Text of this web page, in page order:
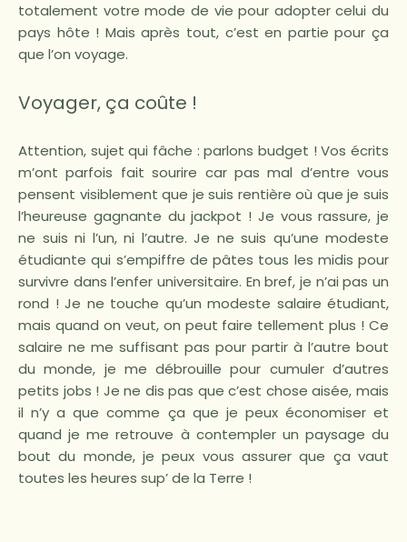
totalement votre mode de vie pour adopter celui du
pays hôte ! Mais après tout, c’est en partie pour ça
que l’on voyage.
Voyager, ça coûte !
Attention, sujet qui fâche : parlons budget ! Vos écrits
m’ont parfois fait sourire car pas mal d’entre vous
pensent visiblement que je suis rentière où que je suis
l’heureuse gagnante du jackpot ! Je vous rassure, je
ne suis ni l’un, ni l’autre. Je ne suis qu’une modeste
étudiante qui s’empiffre de pâtes tous les midis pour
survivre dans l’enfer universitaire. En bref, je n’ai pas un
rond ! Je ne touche qu’un modeste salaire étudiant,
mais quand on veut, on peut faire tellement plus ! Ce
salaire ne me suffisant pas pour partir à l’autre bout
du monde, je me débrouille pour cumuler d’autres
petits jobs ! Je ne dis pas que c’est chose aisée, mais
il n’y a que comme ça que je peux économiser et
quand je me retrouve à contempler un paysage du
bout du monde, je peux vous assurer que ça vaut
toutes les heures sup’ de la Terre !